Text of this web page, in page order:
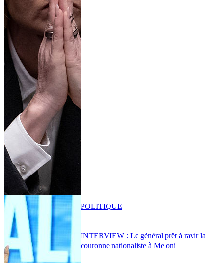
INTERVIEW : Le général prêt à ravir la
couronne nationaliste à Meloni
POLITIQUE